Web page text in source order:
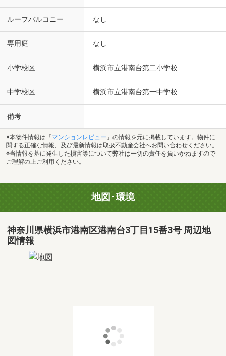
ルーフバルコニー なし
専用庭 なし
小学校区 横浜市立港南台第二小学校
中学校区 横浜市立港南台第一中学校
備考
※本物件情報は「 マンションレビュー 」の情報を元に掲載しています。物件に
関する正確な情報、及び最新情報は取扱不動産会社へお問い合わせください。
※当情報を基に発生した損害等について弊社は一切の責任を負いかねますので
ご理解の上ご利用ください。
地図･環境
神奈川県横浜市港南区港南台3丁目15番3号 周辺地
図情報